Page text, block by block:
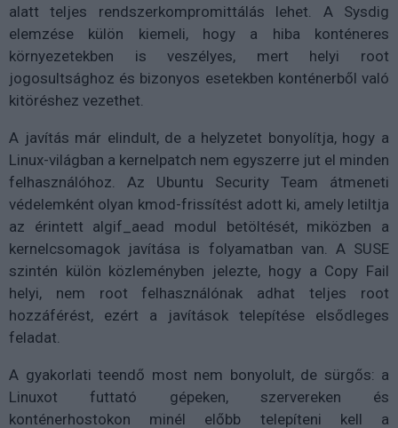
alatt teljes rendszerkompromittálás lehet. A Sysdig
elemzése külön kiemeli, hogy a hiba konténeres
környezetekben is veszélyes, mert helyi root
jogosultsághoz és bizonyos esetekben konténerből való
kitöréshez vezethet.
A javítás már elindult, de a helyzetet bonyolítja, hogy a
Linux-világban a kernelpatch nem egyszerre jut el minden
felhasználóhoz. Az Ubuntu Security Team átmeneti
védelemként olyan kmod-frissítést adott ki, amely letiltja
az érintett algif_aead modul betöltését, miközben a
kernelcsomagok javítása is folyamatban van. A SUSE
szintén külön közleményben jelezte, hogy a Copy Fail
helyi, nem root felhasználónak adhat teljes root
hozzáférést, ezért a javítások telepítése elsődleges
feladat.
A gyakorlati teendő most nem bonyolult, de sürgős: a
Linuxot futtató gépeken, szervereken és
konténerhostokon minél előbb telepíteni kell a